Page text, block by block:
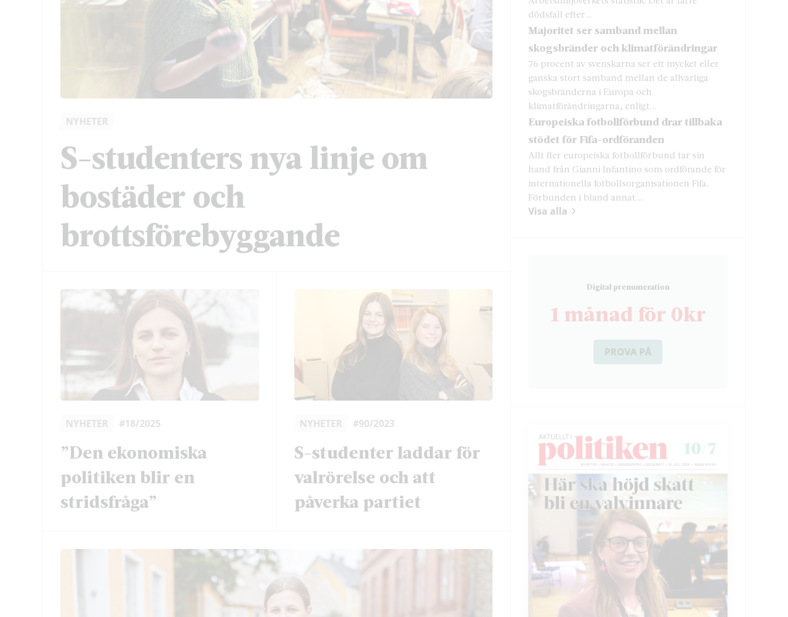
NYHETER
S-studenters nya linje om
bostäder och
brottsförebyggande
NYHETER #18/2025
”Den ekonomiska
politiken blir en
stridsfråga”
NYHETER #90/2023
S-studenter laddar för
valrörelse och att
påverka partiet
dödsfall efter...
Majoritet ser samband mellan
skogsbränder och klimatförändringar
76 procent av svenskarna ser ett mycket eller
ganska stort samband mellan de allvarliga
skogsbränderna i Europa och
klimatförändringarna, enligt...
Europeiska fotbollförbund drar tillbaka
stödet för Fifa-ordföranden
Allt fler europeiska fotbollförbund tar sin
hand från Gianni Infantino som ordförande för
internationella fotbollsorganisationen Fifa.
Förbunden i bland annat...
Visa alla
Digital prenumeration
1 månad för 0kr
PROVA PÅ